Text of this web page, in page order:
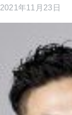
2021年11月23日